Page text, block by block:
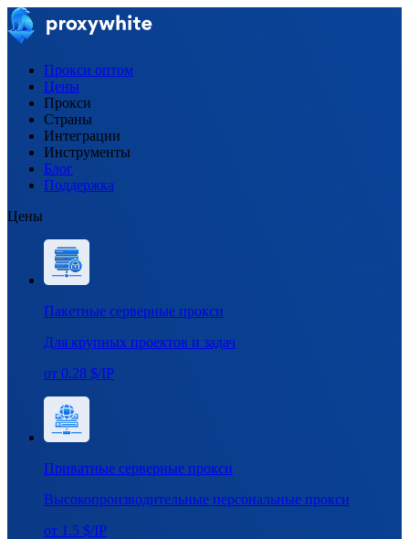
Прокси оптом
Цены
Прокси
Страны
Интеграции
Инструменты
Блог
Поддержка
Цены
Пакетные серверные прокси
Для крупных проектов и задач
от 0.28 $/IP
Приватные серверные прокси
Высокопроизводительные персональные прокси
от 1.5 $/IP